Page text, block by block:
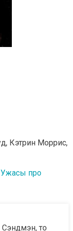
Кэтрин Моррис,
Ужасы про
то